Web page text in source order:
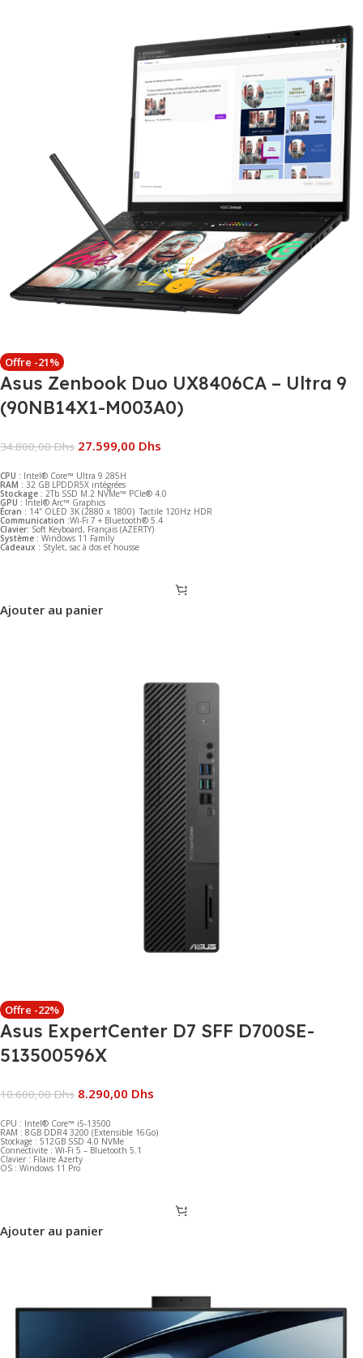
Offre -21%
Asus Zenbook Duo UX8406CA – Ultra 9
(90NB14X1-M003A0)
34.800,00Dhs 27.599,00 Dhs
CPU : Intel® Core™ Ultra 9 285H
RAM : 32 GB LPDDR5X intégrées
Stockage : 2Tb SSD M.2 NVMe™ PCIe® 4.0
GPU : Intel® Arc™ Graphics
Écran : 14″ OLED 3K (2880 x 1800) Tactile 120Hz HDR
Communication :Wi-Fi 7 + Bluetooth® 5.4
Clavier: Soft Keyboard, Français (AZERTY)
Système : Windows 11 Family
Cadeaux : Stylet, sac à dos et housse
Ajouter au panier
Offre -22%
Asus ExpertCenter D7 SFF D700SE-
513500596X
10.600,00Dhs 8.290,00 Dhs
CPU : Intel® Core™ i5-13500
RAM : 8GB DDR4 3200 (Extensible 16Go)
Stockage : 512GB SSD 4.0 NVMe
Connectivite : Wi-Fi 5 – Bluetooth 5.1
Clavier : Filaire Azerty
OS : Windows 11 Pro
Ajouter au panier